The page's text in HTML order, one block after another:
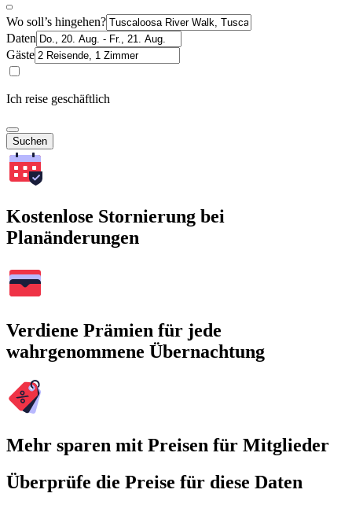
Wo soll’s hingehen?
Daten
Gäste
Ich reise geschäftlich
Suchen
Kostenlose Stornierung bei
Planänderungen
Verdiene Prämien für jede
wahrgenommene Übernachtung
Mehr sparen mit Preisen für Mitglieder
Überprüfe die Preise für diese Daten